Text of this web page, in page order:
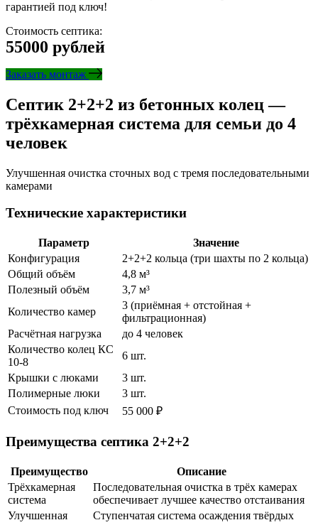
гарантией под ключ!
Стоимость септика:
55000 рублей
Заказать монтаж
Септик 2+2+2 из бетонных колец —
трёхкамерная система для семьи до 4
человек
Улучшенная очистка сточных вод с тремя последовательными
камерами
Технические характеристики
Параметр
Значение
Конфигурация
2+2+2 кольца (три шахты по 2 кольца)
Общий объём
4,8 м³
Полезный объём
3,7 м³
Количество камер
3 (приёмная + отстойная +
фильтрационная)
Расчётная нагрузка
до 4 человек
Количество колец КС
10-8
6 шт.
Крышки с люками
3 шт.
Полимерные люки
3 шт.
Стоимость под ключ
55 000 ₽
Преимущества септика 2+2+2
Преимущество
Описание
Трёхкамерная
система
Последовательная очистка в трёх камерах
обеспечивает лучшее качество отстаивания
Улучшенная
Ступенчатая система осаждения твёрдых